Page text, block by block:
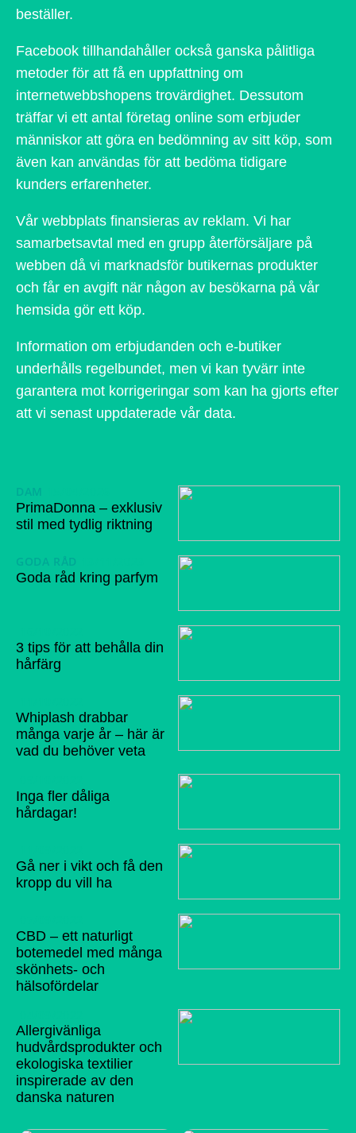
beställer.
Facebook tillhandahåller också ganska pålitliga
metoder för att få en uppfattning om
internetwebbshopens trovärdighet. Dessutom
träffar vi ett antal företag online som erbjuder
människor att göra en bedömning av sitt köp, som
även kan användas för att bedöma tidigare
kunders erfarenheter.
Vår webbplats finansieras av reklam. Vi har
samarbetsavtal med en grupp återförsäljare på
webben då vi marknadsför butikernas produkter
och får en avgift när någon av besökarna på vår
hemsida gör ett köp.
Information om erbjudanden och e-butiker
underhålls regelbundet, men vi kan tyvärr inte
garantera mot korrigeringar som kan ha gjorts efter
att vi senast uppdaterade vår data.
DAM
PrimaDonna – exklusiv
stil med tydlig riktning
GODA RÅD
Goda råd kring parfym
3 tips för att behålla din
hårfärg
Whiplash drabbar
många varje år – här är
vad du behöver veta
Inga fler dåliga
hårdagar!
Gå ner i vikt och få den
kropp du vill ha
CBD – ett naturligt
botemedel med många
skönhets- och
hälsofördelar
Allergivänliga
hudvårdsprodukter och
ekologiska textilier
inspirerade av den
danska naturen